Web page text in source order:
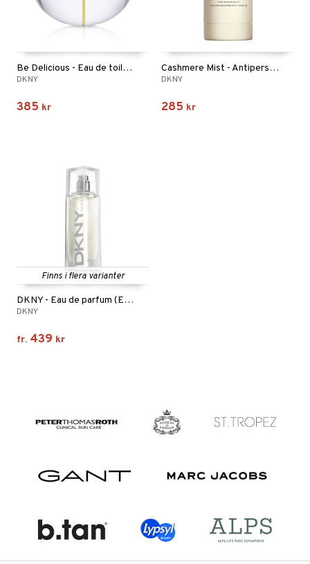
Be Delicious - Eau de toilette
DKNY
385 kr
Cashmere Mist - Antiperspirant Deodorant Stick
DKNY
285 kr
Finns i flera varianter
DKNY - Eau de parfum (Edp) Spray
DKNY
fr. 439 kr